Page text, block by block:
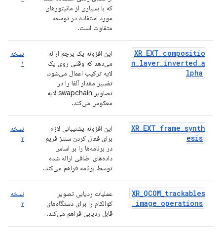
که با بسیاری از مانیتورهای
مورد استفاده در توسعه
متفاوت است.
XR_EXT_compositio
n_layer_inverted_a
lpha
این افزونه یک پرچم ارائه
می‌دهد که وقتی روی یک
لایه ترکیب اعمال می‌شود،
تفسیر مقدار آلفا را در
تصاویر swapchain لایه
معکوس می‌کند.
نسخه
۱
XR_EXT_frame_synth
esis
این افزونه پشتیبانی لازم
برای فعال کردن سنتز فریم
در برنامه‌ها را بر اساس
داده‌های اضافی ارائه شده
توسط برنامه فراهم می‌کند.
نسخه
۳
XR_QCOM_trackables
_image_operations
عملیات ردیابی تصویر
کوالکام را برای دستگاه‌های
قابل ردیابی فراهم می‌کند.
نسخه
۳